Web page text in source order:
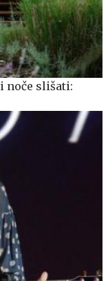
noče slišati: